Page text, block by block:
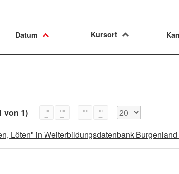
Datum Kursort
von 1)
Löten" in Weiterbildungsdatenbank